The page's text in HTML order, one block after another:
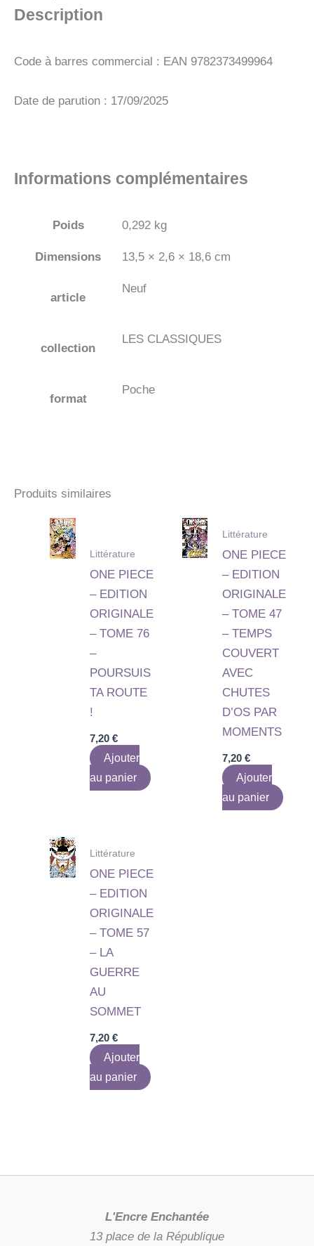
SONGE
D'UNE
Description
Code à barres commercial : EAN 9782373499964
Date de parution : 17/09/2025
Informations complémentaires
Poids 0,292 kg
Dimensions 13,5 × 2,6 × 18,6 cm
article
Neuf
collection
LES CLASSIQUES
format
Poche
Produits similaires
Littérature
ONE PIECE
– EDITION
ORIGINALE
– TOME 76
–
POURSUIS
TA ROUTE
!
7,20€
Ajouter
au panier
Littérature
ONE PIECE
– EDITION
ORIGINALE
– TOME 47
– TEMPS
COUVERT
AVEC
CHUTES
D’OS PAR
MOMENTS
7,20 €
Ajouter
au panier
Littérature
ONE PIECE
– EDITION
ORIGINALE
– TOME 57
– LA
GUERRE
AU
SOMMET
7,20€
Ajouter
au panier
L'Encre Enchantée
13 place de la République